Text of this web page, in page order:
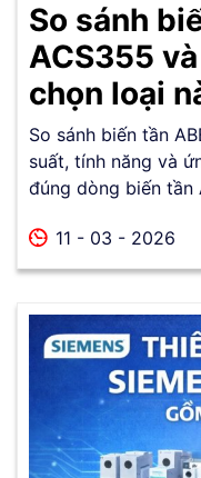
So sánh
ACS355
chọn loại
So sánh biến tần
suất, tính năng và
đúng dòng biến tần
11 - 03 - 2026